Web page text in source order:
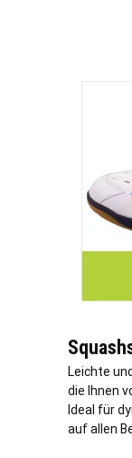
Leichte
die Ihnen
Ideal für
auf allen